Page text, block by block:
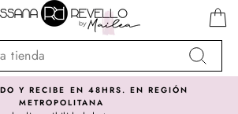
Buscar
Y RECIBE EN 48HRS. EN REGIÓN
METROPOLITANA